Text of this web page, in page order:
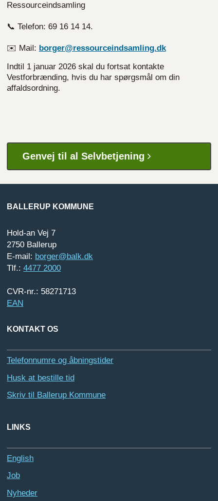
Ressourceindsamling
📞 Telefon: 69 16 14 14.
✉️ Mail: borger@ressourceindsamling.dk
Indtil 1 januar 2026 skal du fortsat kontakte
Vestforbrænding, hvis du har spørgsmål om din
affaldsordning.
Genvej til al Selvbetjening
BALLERUP KOMMUNE
Hold-an Vej 7
2750 Ballerup
E-mail: borger@balk.dk
Tlf.: 4477 2000
CVR-nr.: 58271713
EAN
KONTAKT OS
Telefonnumre og åbningstider
Husk at bestille tid
Skriv til Ballerup Kommune
LINKS
English
Job
Nyheder